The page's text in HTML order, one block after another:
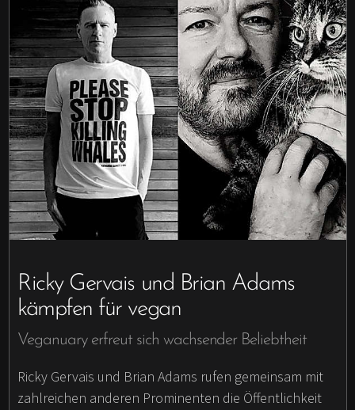
Ricky Gervais und Brian Adams
kämpfen für vegan
Veganuary erfreut sich wachsender Beliebtheit
Ricky Gervais und Brian Adams rufen gemeinsam mit
zahlreichen anderen Prominenten die Öffentlichkeit